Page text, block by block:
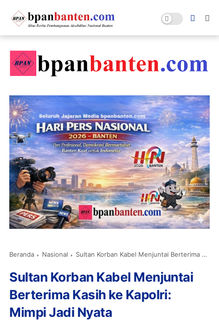
Beranda Nasional Sultan Korban Kabel Menjuntai Berterima Kasih ke Kapolri: Mimpi Jadi Nyata
Sultan Korban Kabel Menjuntai
Berterima Kasih ke Kapolri:
Mimpi Jadi Nyata